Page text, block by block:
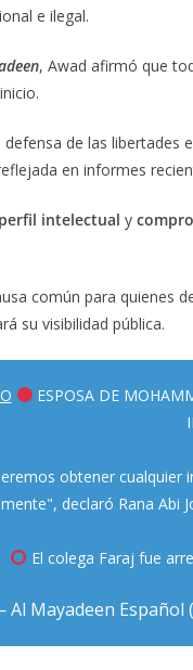
e ilegal.
, Awad afirmó que
de las libertades
en informes
perfil intelectual y
común para quienes
su visibilidad pública.
ESPOSA DE
obtener cualquier
declaró Rana Abi
El colega Faraj fue
Al Mayadeen Español